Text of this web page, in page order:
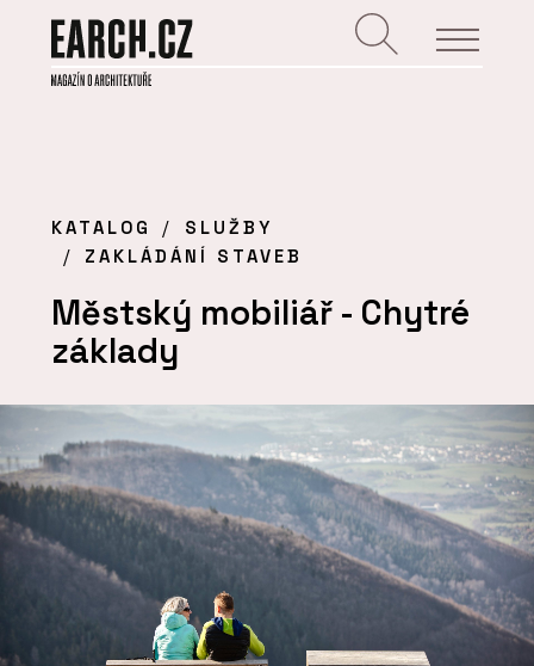
KATALOG
SLUŽBY
ZAKLÁDÁNÍ STAVEB
Městský mobiliář - Chytré
základy